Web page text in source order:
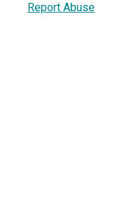
Report Abuse